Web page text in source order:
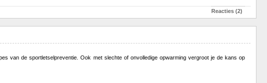
Reacties (2)
van de sportletselpreventie. Ook met slechte of onvolledige opwarming vergroot je de kans op